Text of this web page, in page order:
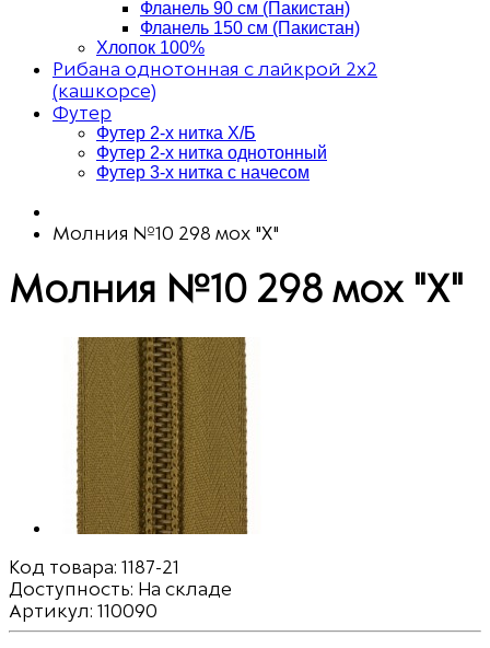
Фланель 90 см (Пакистан)
Фланель 150 см (Пакистан)
Хлопок 100%
Рибана однотонная с лайкрой 2х2
(кашкорсе)
Футер
Футер 2-х нитка Х/Б
Футер 2-х нитка однотонный
Футер 3-х нитка с начесом
Молния №10 298 мох "Х"
Молния №10 298 мох "Х"
Код товара: 1187-21
Доступность: На складе
Артикул: 110090